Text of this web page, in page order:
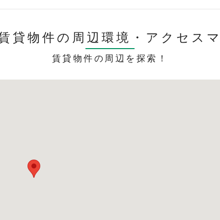
貸物件の周辺環境・ アクセス
賃貸物件の周辺を探索！